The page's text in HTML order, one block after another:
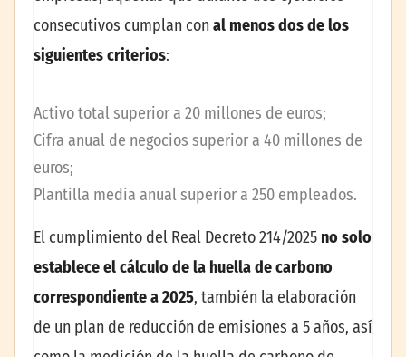
consecutivos cumplan con al menos dos de los
siguientes criterios:
Activo total superior a 20 millones de euros;
Cifra anual de negocios superior a 40 millones de
euros;
Plantilla media anual superior a 250 empleados.
El cumplimiento del Real Decreto 214/2025 no solo
establece el cálculo de la huella de carbono
correspondiente a 2025, también la elaboración
de un plan de reducción de emisiones a 5 años, así